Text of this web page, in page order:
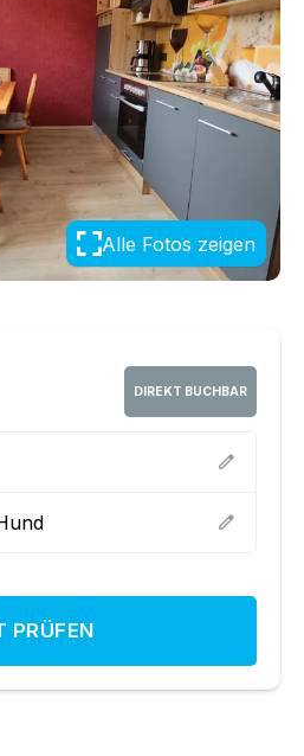
Alle Fotos zeigen
DIREKT BUCHBAR
edit
edit
PRÜFEN